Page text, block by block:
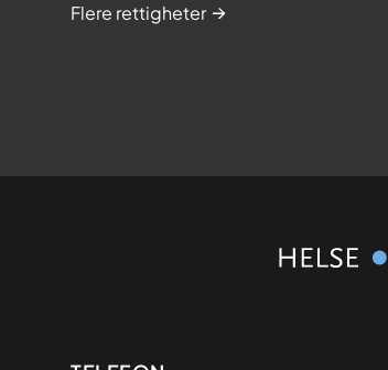
Flere rettigheter